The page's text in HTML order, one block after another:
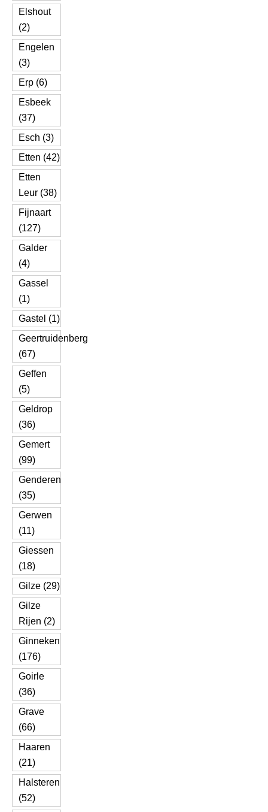
Elshout
(2)
Engelen
(3)
Erp (6)
Esbeek
(37)
Esch (3)
Etten (42)
Etten
Leur (38)
Fijnaart
(127)
Galder
(4)
Gassel
(1)
Gastel (1)
Geertruidenberg
(67)
Geffen
(5)
Geldrop
(36)
Gemert
(99)
Genderen
(35)
Gerwen
(11)
Giessen
(18)
Gilze (29)
Gilze
Rijen (2)
Ginneken
(176)
Goirle
(36)
Grave
(66)
Haaren
(21)
Halsteren
(52)